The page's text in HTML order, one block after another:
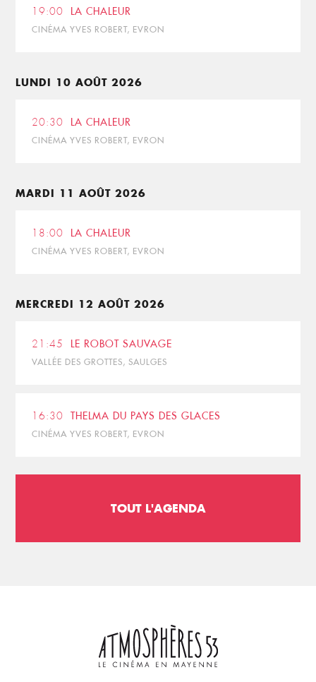
19:00 LA CHALEUR
CINÉMA YVES ROBERT, EVRON
LUNDI 10 AOÛT 2026
20:30 LA CHALEUR
CINÉMA YVES ROBERT, EVRON
MARDI 11 AOÛT 2026
18:00 LA CHALEUR
CINÉMA YVES ROBERT, EVRON
MERCREDI 12 AOÛT 2026
21:45 LE ROBOT SAUVAGE
VALLÉE DES GROTTES, SAULGES
16:30 THELMA DU PAYS DES GLACES
CINÉMA YVES ROBERT, EVRON
TOUT L'AGENDA